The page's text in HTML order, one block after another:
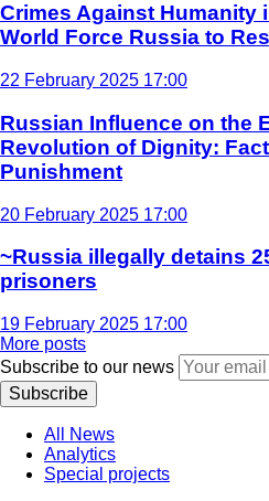
Crimes Against Humanity
World Force Russia to
22 February 2025 17:00
Russian Influence on the
Revolution of Dignity:
Punishment
20 February 2025 17:00
~Russia illegally detains
prisoners
19 February 2025 17:00
More posts
Subscribe to our news
Subscribe
All News
Analytics
Special projects